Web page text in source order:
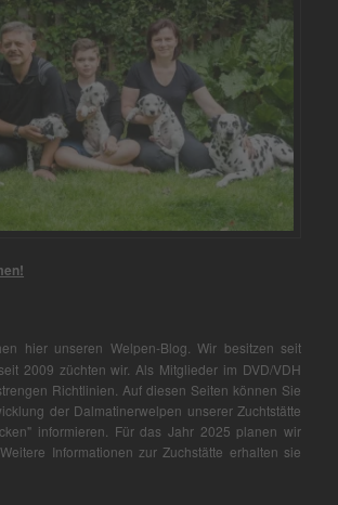
hier unseren Welpen-Blog. Wir besitzen seit
2009 züchten wir. Als Mitglieder im DVD/VDH
Richtlinien. Auf diesen Seiten können Sie
der Dalmatinerwelpen unserer Zuchtstätte
informieren. Für das Jahr 2025 planen wir
. Weitere Informationen zur Zuchstätte erhalten sie